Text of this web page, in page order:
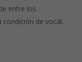
entre los
condición de vocal.